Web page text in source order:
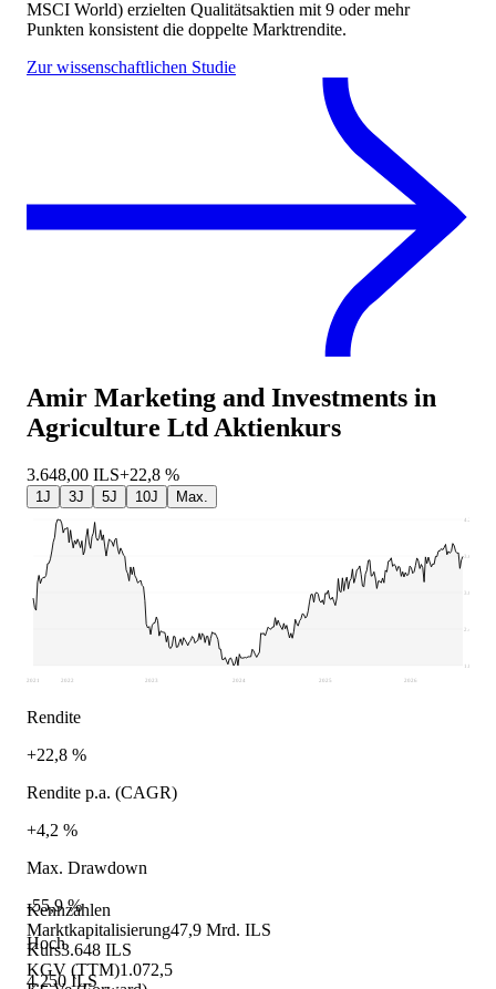
Kennzahlen
Marktkapitalisierung47,9 Mrd. ILS
Kurs3.648 ILS
KGV (TTM)1.072,5
MSCI World) erzielten Qualitätsaktien mit 9 oder mehr
Punkten konsistent die doppelte Marktrendite.
Zur wissenschaftlichen Studie
Amir Marketing and Investments in
Agriculture Ltd Aktienkurs
3.648,00 ILS+22,8 %
1J 3J 5J 10J Max.
1.875
2.469
3.063
3.656
4.250
2021 2022 2023 2024 2025 2026
Rendite
+22,8 %
Rendite p.a. (CAGR)
+4,2 %
Max. Drawdown
-55,9 %
Hoch
4.250 ILS